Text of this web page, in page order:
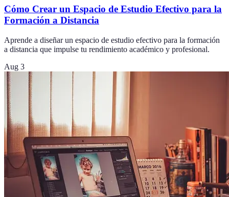
Cómo Crear un Espacio de Estudio Efectivo para la
Formación a Distancia
Aprende a diseñar un espacio de estudio efectivo para la formación
a distancia que impulse tu rendimiento académico y profesional.
Aug 3